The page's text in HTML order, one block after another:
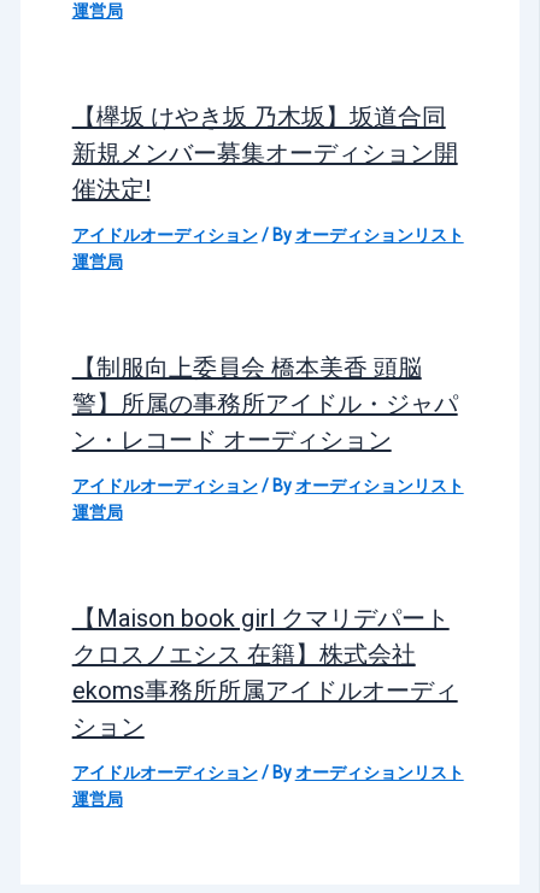
運営局
【欅坂 けやき坂 乃木坂】坂道合同
新規メンバー募集オーディション開
催決定!
アイドルオーディション/ Byオーディションリスト
運営局
【制服向上委員会 橋本美香 頭脳
警】所属の事務所アイドル・ジャパ
ン・レコード オーディション
アイドルオーディション/ Byオーディションリスト
運営局
【Maison book girl クマリデパート
クロスノエシス 在籍】株式会社
ekoms事務所所属アイドルオーディ
ション
アイドルオーディション/ Byオーディションリスト
運営局